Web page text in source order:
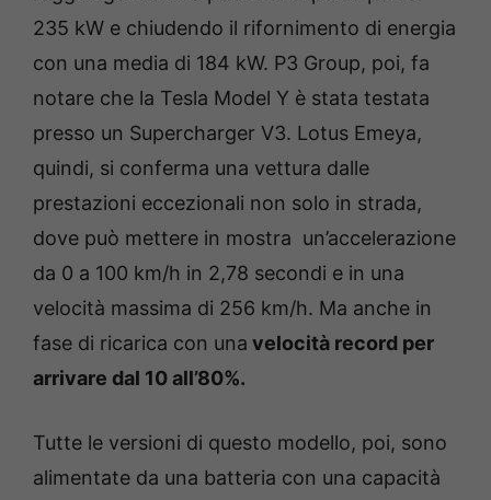
235 kW e chiudendo il rifornimento di energia
con una media di 184 kW. P3 Group, poi, fa
notare che la Tesla Model Y è stata testata
presso un Supercharger V3. Lotus Emeya,
quindi, si conferma una vettura dalle
prestazioni eccezionali non solo in strada,
dove può mettere in mostra un’accelerazione
da 0 a 100 km/h in 2,78 secondi e in una
velocità massima di 256 km/h. Ma anche in
fase di ricarica con una velocità record per
arrivare dal 10 all’80%.
Tutte le versioni di questo modello, poi, sono
alimentate da una batteria con una capacità